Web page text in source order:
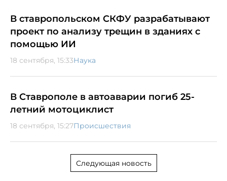
В ставропольском СКФУ разрабатывают
проект по анализу трещин в зданиях с
помощью ИИ
18 сентября, 15:33Наука
В Ставрополе в автоаварии погиб 25-
летний мотоциклист
18 сентября, 15:27Происшествия
Следующая новость